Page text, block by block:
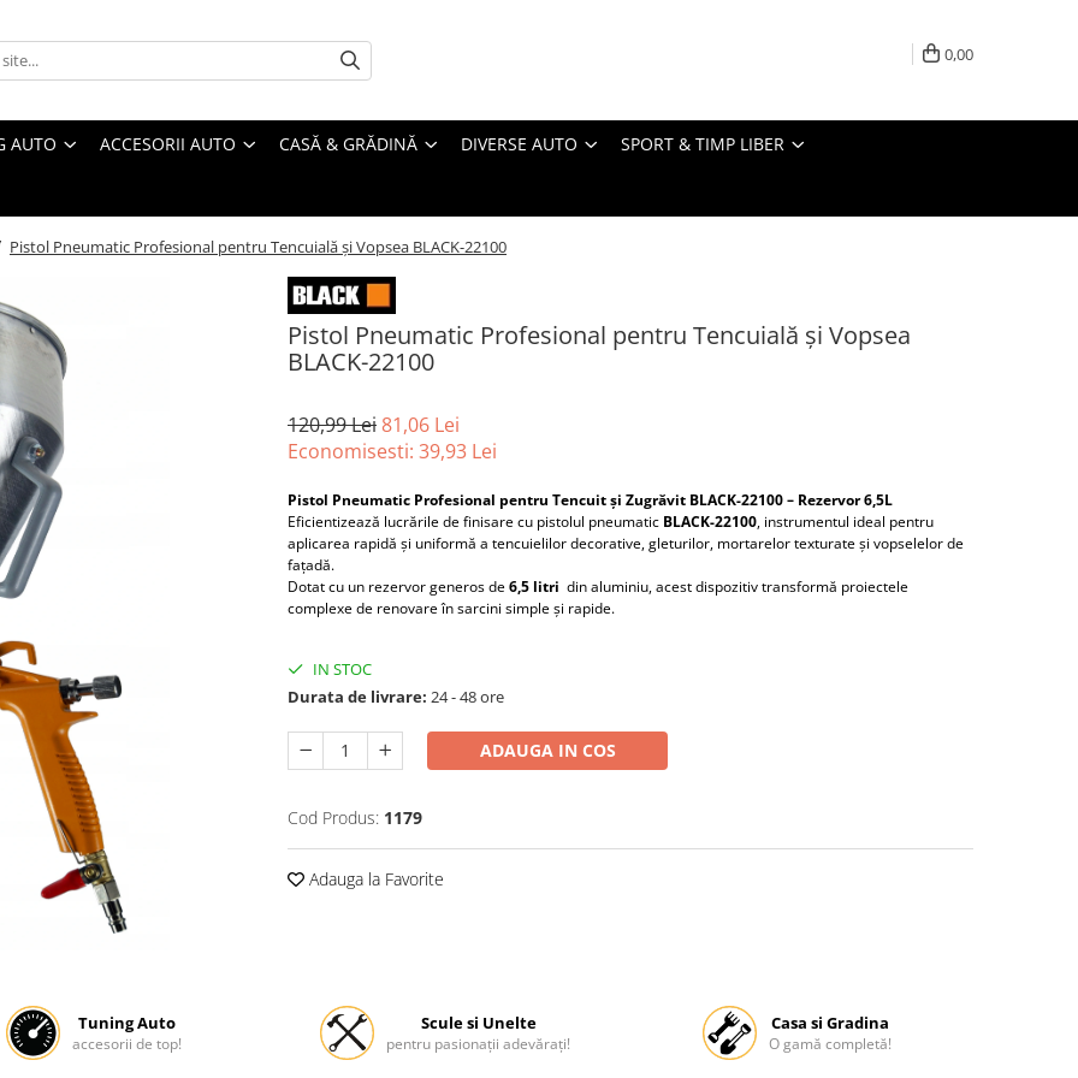
0,00
AUTO ACCESORII AUTO CASĂ & GRĂDINĂ DIVERSE AUTO SPORT & TIMP LIBER
Pistol Pneumatic Profesional pentru Tencuială și Vopsea BLACK-22100
Pistol Pneumatic Profesional pentru Tencuială și Vopsea
BLACK-22100
120,99 Lei81,06 Lei
Economisesti: 39,93 Lei
Pistol Pneumatic Profesional pentru Tencuit și Zugrăvit BLACK-22100 – Rezervor 6,5L
Eficientizează lucrările de finisare cu pistolul pneumatic BLACK-22100, instrumentul ideal pentru
aplicarea rapidă și uniformă a tencuielilor decorative, gleturilor, mortarelor texturate și vopselelor de
fațadă.
Dotat cu un rezervor generos de6,5 litri din aluminiu, acest dispozitiv transformă proiectele
complexe de renovare în sarcini simple și rapide.
IN STOC
Durata de livrare: 24 - 48 ore
ADAUGA IN COS
Cod Produs: 1179
Adauga la Favorite
Tuning Auto
accesorii de top!
Scule si Unelte
pentru pasionații adevărați!
Casa si Gradina
O gamă completă!